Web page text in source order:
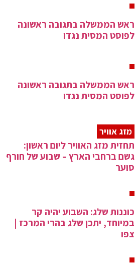
ראש הממשלה בתגובה ראשונה
לפוסט המסית נגדו
ראש הממשלה בתגובה ראשונה
לפוסט המסית נגדו
מזג אוויר
תחזית מזג האוויר ליום ראשון:
גשם ברחבי הארץ – שבוע של חורף
סוער
כוננות שלג: השבוע יהיה קר
במיוחד, יתכן שלג בהרי המרכז |
צפו